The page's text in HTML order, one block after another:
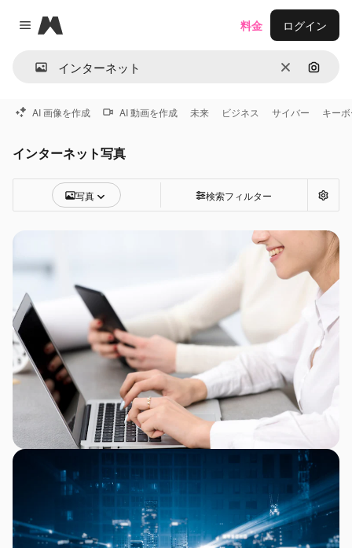
Close menu
Magnific
消去 画像で
料金 ログイン
AI 画像を作成 AI 動画を作成 未来 ビジネス サイバー キー
インターネット写真
写真 検索フィルター